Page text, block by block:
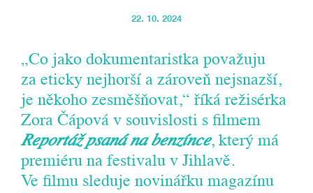
22. 10. 2024
„Co jako dokumentaristka považuju
za eticky nejhorší a zároveň nejsnazší,
je někoho zesměšňovat,“ říká režisérka
Zora Čápová v souvislosti s filmem
Reportáž psaná na benzínce, který má
premiéru na festivalu v Jihlavě.
Ve filmu sleduje novinářku magazínu